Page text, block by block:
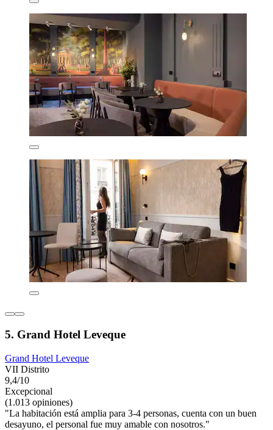
5. Grand Hotel Leveque
Grand Hotel Leveque
VII Distrito
9,4/10
Excepcional
(1.013 opiniones)
"La habitación está amplia para 3-4 personas, cuenta con un buen
desayuno, el personal fue muy amable con nosotros."